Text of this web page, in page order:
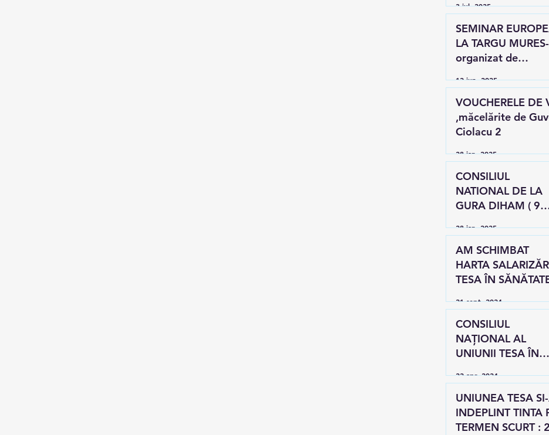
3 iul. 2025
SEMINAR
LA TARGU MURES-
organizat de
12 iun. 2025
VOUCHERELE DE
,măcelărite de
Ciolacu 2
28 ian. 2025
CONSILIUL
NATIONAL DE LA
GURA DIHAM ( 9
28 ian. 2025
AM SCHIMBAT
HARTA
TESA ÎN
21 sept. 2024
CONSILIUL
NAȚIONAL AL
UNIUNII TESA ÎN
Humorului
22 apr. 2024
UNIUNEA TESA
INDEPLINT TINTA PE
TERMEN SCURT :